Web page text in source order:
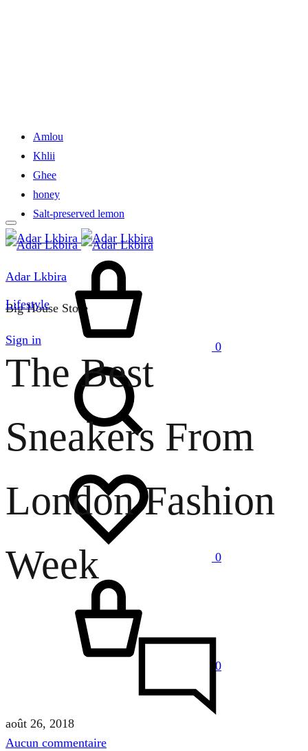
Amlou
Khlii
Ghee
honey
Salt-preserved lemon
Adar Lkbira
Big House Store
Sign in
0
0
0
Lifestyle
The Best
Sneakers From
London Fashion
Week
août 26, 2018
Aucun commentairesur